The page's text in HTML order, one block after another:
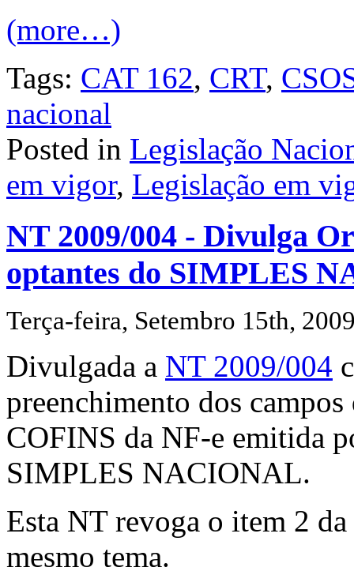
(more…)
Tags: CAT 162, CRT,
nacional
Posted in Legislação
em vigor, Legislação em
NT 2009/004 - Divulga
optantes do SIMPLES
Terça-feira, Setembro 15th,
Divulgada a NT 2009/004
preenchimento dos
COFINS da NF-e emitida
SIMPLES NACIONAL.
Esta NT revoga o item 2 da
mesmo tema.